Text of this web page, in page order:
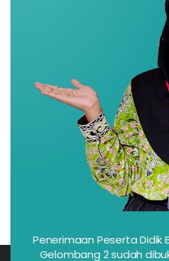
Penerimaan Peserta Didik
Gelombang 2 sudah